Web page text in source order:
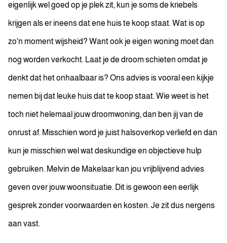
eigenlijk wel goed op je plek zit, kun je soms de kriebels
krijgen als er ineens dat ene huis te koop staat. Wat is op
zo'n moment wijsheid? Want ook je eigen woning moet dan
nog worden verkocht. Laat je de droom schieten omdat je
denkt dat het onhaalbaar is? Ons advies is vooral een kijkje
nemen bij dat leuke huis dat te koop staat. Wie weet is het
toch niet helemaal jouw droomwoning, dan ben jij van de
onrust af. Misschien word je juist halsoverkop verliefd en dan
kun je misschien wel wat deskundige en objectieve hulp
gebruiken. Melvin de Makelaar kan jou vrijblijvend advies
geven over jouw woonsituatie. Dit is gewoon een eerlijk
gesprek zonder voorwaarden en kosten. Je zit dus nergens
aan vast.